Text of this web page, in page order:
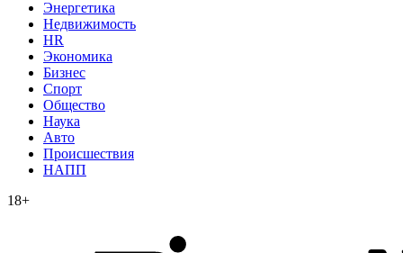
Энергетика
Недвижимость
HR
Экономика
Бизнес
Спорт
Общество
Наука
Авто
Происшествия
НАПП
18+